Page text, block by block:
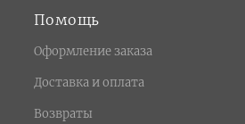
Помощь
Оформление заказа
Доставка и оплата
Возвраты